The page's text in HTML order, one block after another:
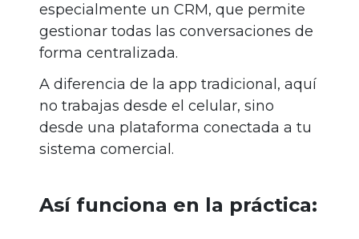
especialmente un CRM, que permite
gestionar todas las conversaciones de
forma centralizada.
A diferencia de la app tradicional, aquí
no trabajas desde el celular, sino
desde una plataforma conectada a tu
sistema comercial.
Así funciona en la práctica: